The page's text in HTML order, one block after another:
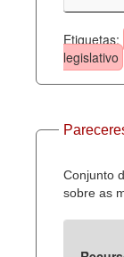
Etiquetas:
legislativo
Conjunto
sobre as